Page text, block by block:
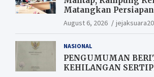
Matangkan
Warga yang ikut
Berkesempatan Raih
August 6, 2026
NASIONAL
PENGUMUMAN
KEHILANGAN